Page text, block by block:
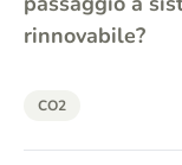
rinnovabile?
CO2